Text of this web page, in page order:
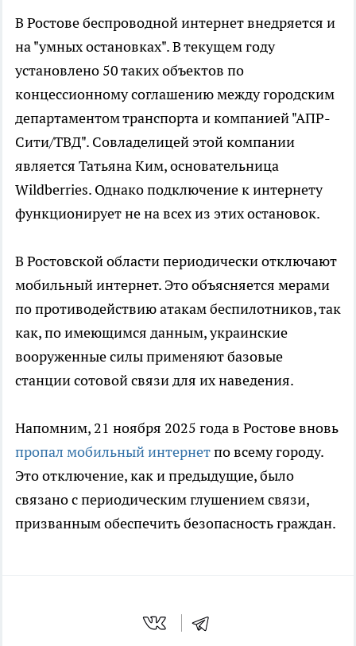
В Ростове беспроводной интернет внедряется и
на "умных остановках". В текущем году
установлено 50 таких объектов по
концессионному соглашению между городским
департаментом транспорта и компанией "АПР-
Сити/ТВД". Совладелицей этой компании
является Татьяна Ким, основательница
Wildberries. Однако подключение к интернету
функционирует не на всех из этих остановок.
В Ростовской области периодически отключают
мобильный интернет. Это объясняется мерами
по противодействию атакам беспилотников, так
как, по имеющимся данным, украинские
вооруженные силы применяют базовые
станции сотовой связи для их наведения.
Напомним, 21 ноября 2025 года в Ростове вновь
пропал мобильный интернетпо всему городу.
Это отключение, как и предыдущие, было
связано с периодическим глушением связи,
призванным обеспечить безопасность граждан.